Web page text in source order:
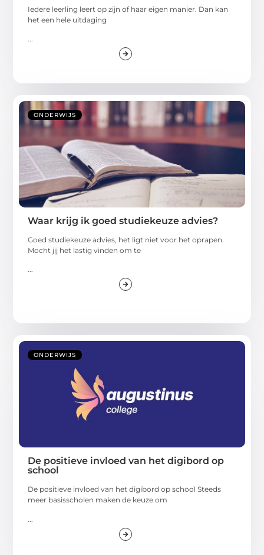
Iedere leerling leert op zijn of haar eigen manier. Dan kan
het een hele uitdaging
...
ONDERWIJS
Waar krijg ik goed studiekeuze advies?
Goed studiekeuze advies, het ligt niet voor het oprapen.
Mocht jij het lastig vinden om te
...
ONDERWIJS
De positieve invloed van het digibord op
school
De positieve invloed van het digibord op school Steeds
meer basisscholen maken de keuze om